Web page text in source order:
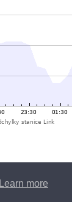
Learn more